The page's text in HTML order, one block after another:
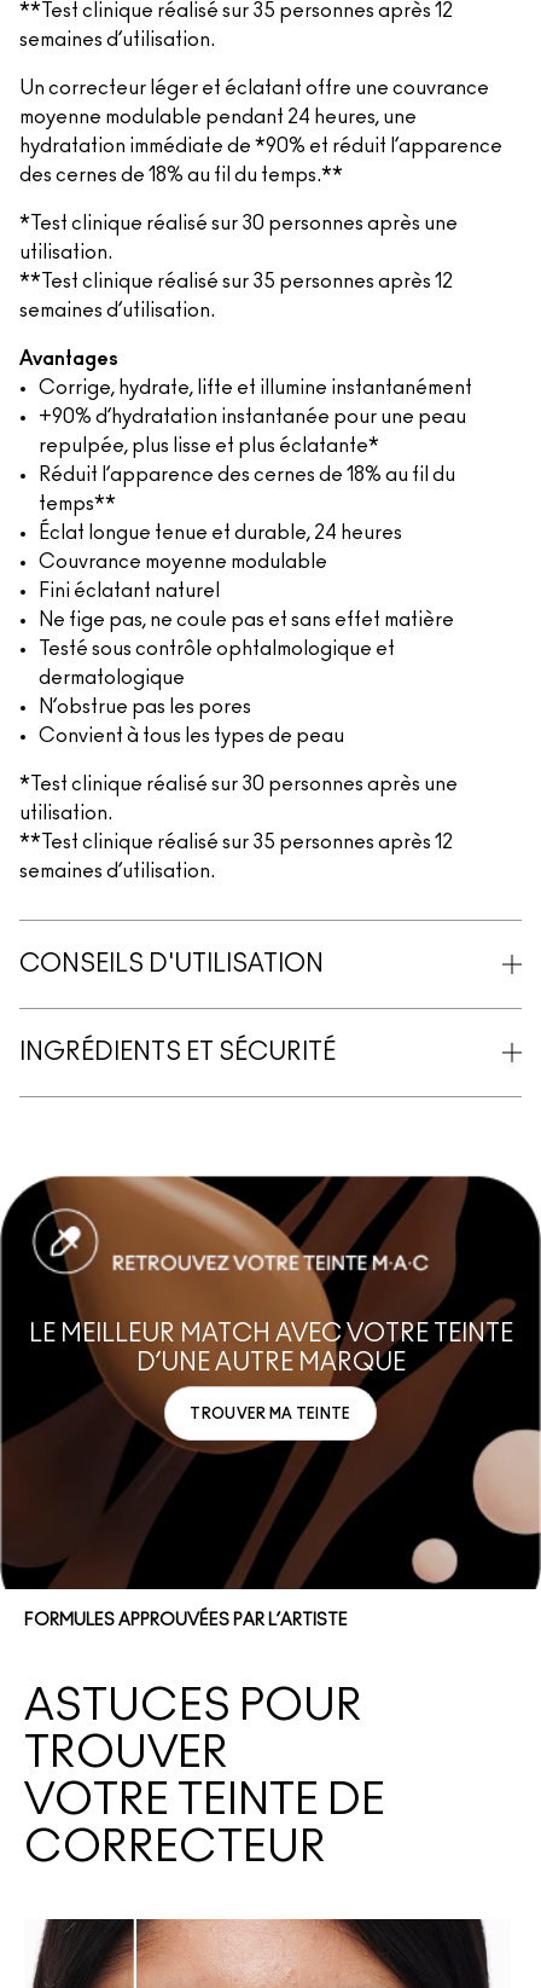
**Test clinique réalisé sur 35 personnes après 12
semaines d’utilisation.
Un correcteur léger et éclatant offre une couvrance
moyenne modulable pendant 24 heures, une
hydratation immédiate de *90% et réduit l’apparence
des cernes de 18% au fil du temps.**
*Test clinique réalisé sur 30 personnes après une
utilisation.
**Test clinique réalisé sur 35 personnes après 12
semaines d’utilisation.
Avantages
Corrige, hydrate, lifte et illumine instantanément
+90% d’hydratation instantanée pour une peau
repulpée, plus lisse et plus éclatante*
Réduit l’apparence des cernes de 18% au fil du
temps**
Éclat longue tenue et durable, 24 heures
Couvrance moyenne modulable
Fini éclatant naturel
Ne fige pas, ne coule pas et sans effet matière
Testé sous contrôle ophtalmologique et
dermatologique
N’obstrue pas les pores
Convient à tous les types de peau
*Test clinique réalisé sur 30 personnes après une
utilisation.
**Test clinique réalisé sur 35 personnes après 12
semaines d’utilisation.
CONSEILS D'UTILISATION
INGRÉDIENTS ET SÉCURITÉ
FORMULES APPROUVÉES PAR L’ARTISTE
ASTUCES POUR
TROUVER
VOTRE TEINTE DE
CORRECTEUR